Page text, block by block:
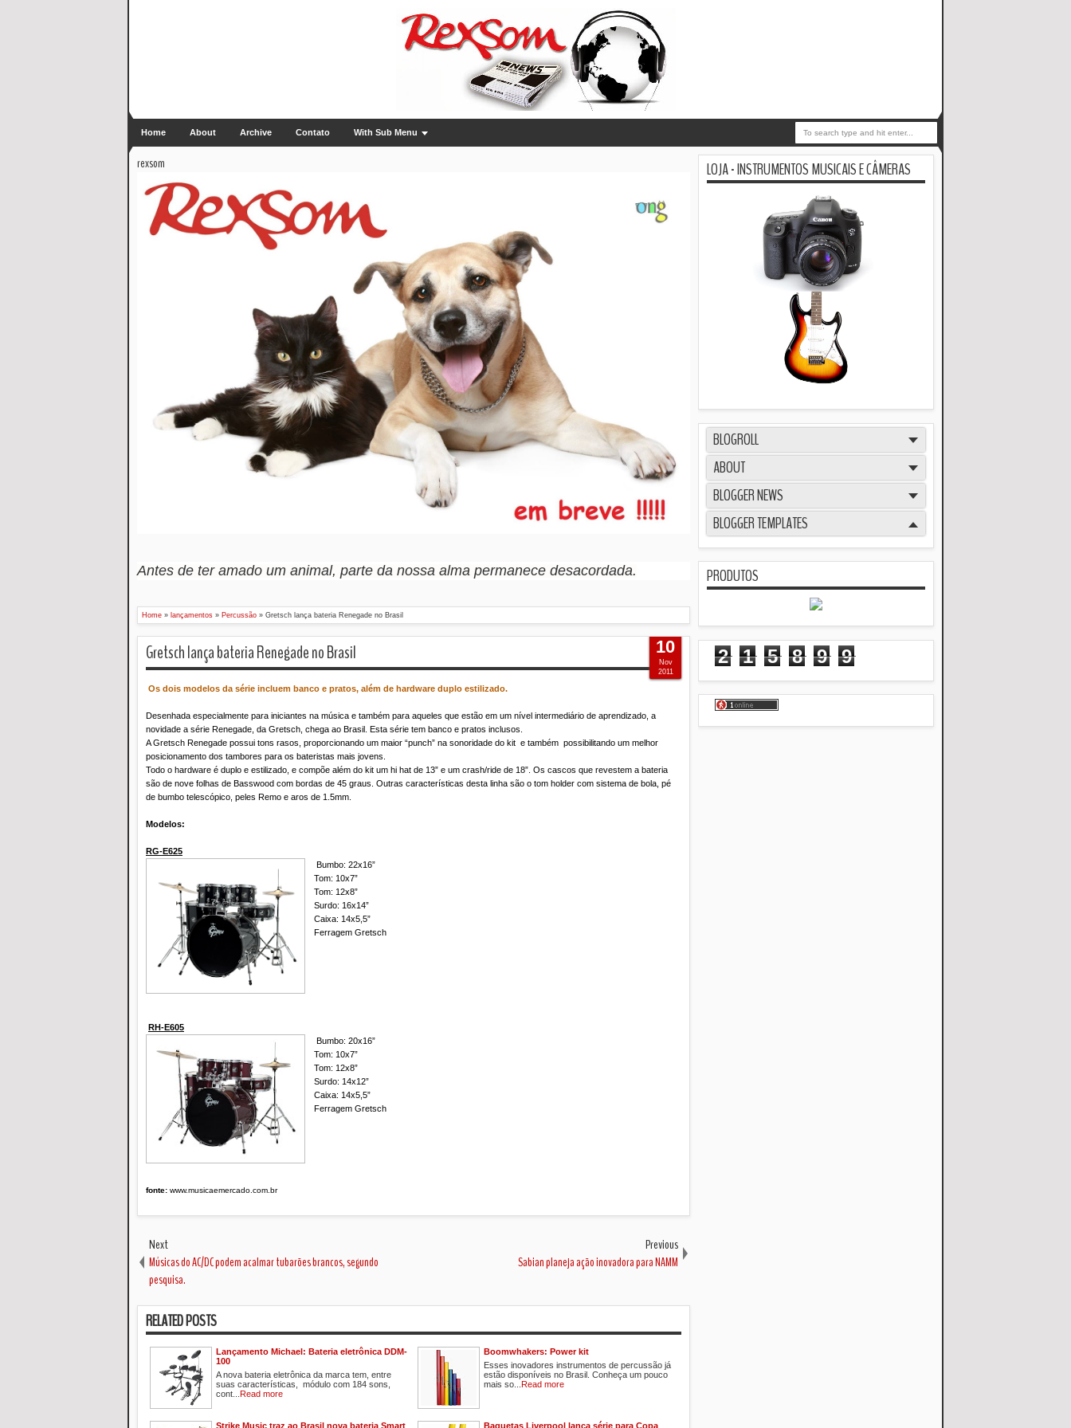
Home About Archive Contato With Sub Menu
rexsom
Antes de ter amado um animal, parte da nossa alma permanece desacordada.
Home » lançamentos » Percussão » Gretsch lança bateria Renegade no Brasil
Gretsch lança bateria Renegade no Brasil
Os dois modelos da série incluem banco e pratos, além de hardware duplo estilizado.
Desenhada especialmente para iniciantes na música e também para aqueles que estão em um nível intermediário de aprendizado, a
novidade a série Renegade, da Gretsch, chega ao Brasil. Esta série tem banco e pratos inclusos.
A Gretsch Renegade possui tons rasos, proporcionando um maior “punch” na sonoridade do kit e também possibilitando um melhor
posicionamento dos tambores para os bateristas mais jovens.
Todo o hardware é duplo e estilizado, e compõe além do kit um hi hat de 13” e um crash/ride de 18”. Os cascos que revestem a bateria
são de nove folhas de Basswood com bordas de 45 graus. Outras características desta linha são o tom holder com sistema de bola, pé
de bumbo telescópico, peles Remo e aros de 1.5mm.
Modelos:
RG-E625
Bumbo: 22x16”
Tom: 10x7”
Tom: 12x8”
Surdo: 16x14”
Caixa: 14x5,5”
Ferragem Gretsch
RH-E605
Bumbo: 20x16”
Tom: 10x7”
Tom: 12x8”
Surdo: 14x12”
Caixa: 14x5,5”
Ferragem Gretsch
fonte: www.musicaemercado.com.br
10
Nov
2011
Next
Músicas do AC/DC podem acalmar tubarões brancos, segundo
pesquisa.
Previous
Sabian planeja ação inovadora para NAMM
RELATED POSTS
Lançamento Michael: Bateria eletrônica DDM-
100
A nova bateria eletrônica da marca tem, entre
suas características, módulo com 184 sons,
cont... Read more
Boomwhakers: Power kit
Esses inovadores instrumentos de percussão já
estão disponíveis no Brasil. Conheça um pouco
mais so... Read more
Strike Music traz ao Brasil nova bateria Smart Baquetas Liverpool lança série para Copa
LOJA - INSTRUMENTOS MUSICAIS E CÂMERAS
BLOGROLL
ABOUT
BLOGGER NEWS
BLOGGER TEMPLATES
PRODUTOS
2 1 5 8 9 9